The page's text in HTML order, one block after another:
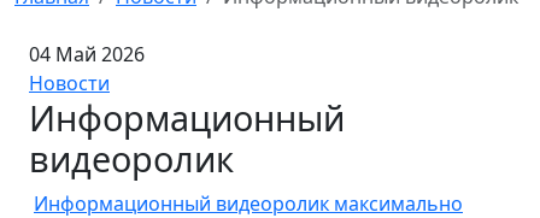
04 Май 2026
Новости
Информационный
видеоролик
Информационный видеоролик максимально